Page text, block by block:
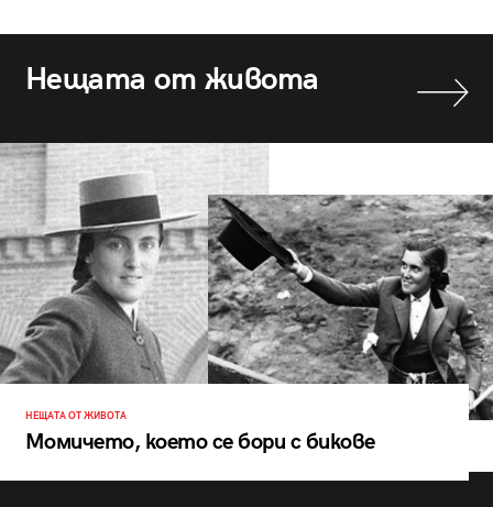
Нещата от живота
НЕЩАТА ОТ ЖИВОТА
Момичето, което се бори с бикове